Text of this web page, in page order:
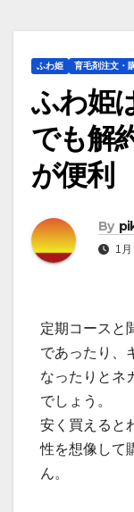
ふわ姫 育毛剤注文・
ふわ姫
でも解
が便利
By
1
定期コースと
であったり、
なったりとネ
でしょう。
安く買えると
性を想像して
ん。